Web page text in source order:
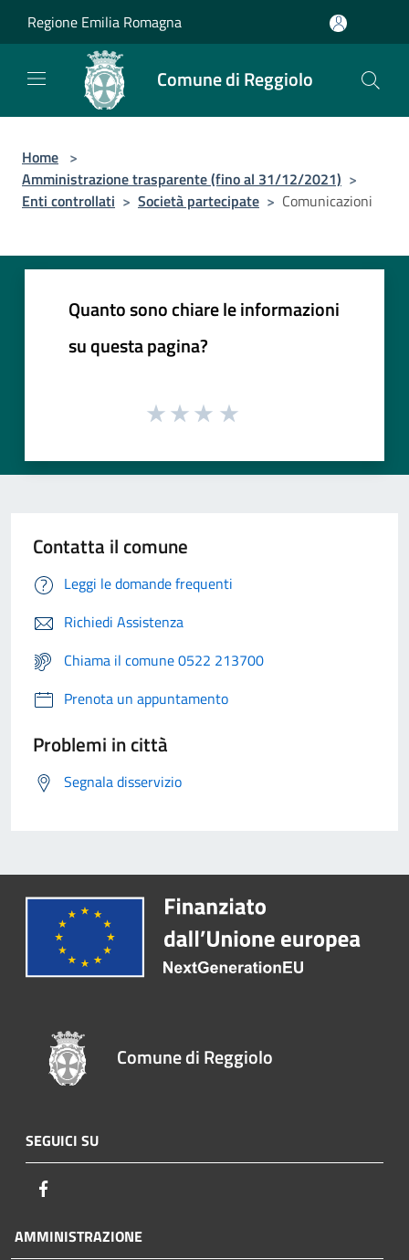
Regione Emilia Romagna
Comune di Reggiolo
Home >
Amministrazione trasparente (fino al 31/12/2021) >
Enti controllati > Società partecipate > Comunicazioni
Quanto sono chiare le informazioni
su questa pagina?
Contatta il comune
Leggi le domande frequenti
Richiedi Assistenza
Chiama il comune 0522 213700
Prenota un appuntamento
Problemi in città
Segnala disservizio
Comune di Reggiolo
SEGUICI SU
AMMINISTRAZIONE